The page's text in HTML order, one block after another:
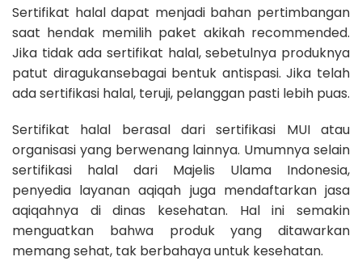
Sertifikat halal dapat menjadi bahan pertimbangan
saat hendak memilih paket akikah recommended.
Jika tidak ada sertifikat halal, sebetulnya produknya
patut diragukansebagai bentuk antispasi. Jika telah
ada sertifikasi halal, teruji, pelanggan pasti lebih puas.
Sertifikat halal berasal dari sertifikasi MUI atau
organisasi yang berwenang lainnya. Umumnya selain
sertifikasi halal dari Majelis Ulama Indonesia,
penyedia layanan aqiqah juga mendaftarkan jasa
aqiqahnya di dinas kesehatan. Hal ini semakin
menguatkan bahwa produk yang ditawarkan
memang sehat, tak berbahaya untuk kesehatan.